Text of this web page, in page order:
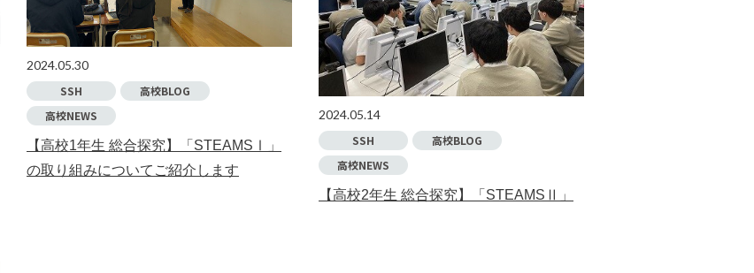
2024.05.30
SSH
高校BLOG
高校NEWS
【高校1年生 総合探究】「STEAMSⅠ」
の取り組みについてご紹介します
2024.05.14
SSH
高校BLOG
高校NEWS
【高校2年生 総合探究】「STEAMSⅡ」